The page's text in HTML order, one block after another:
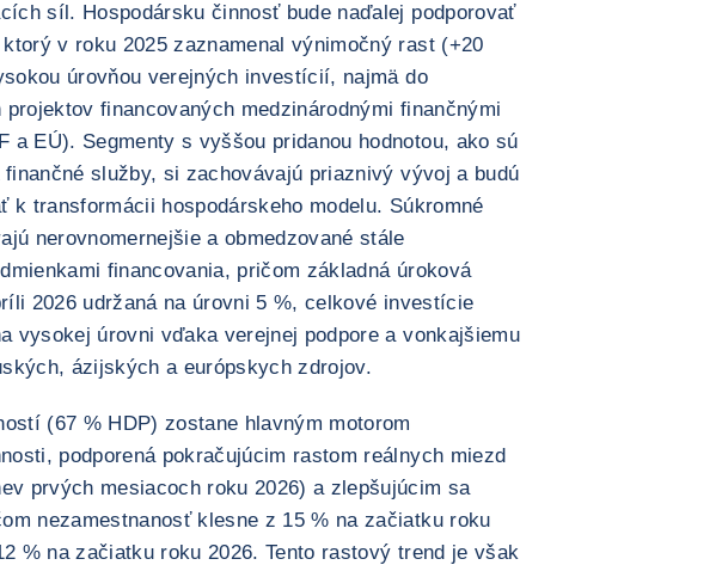
síl. Hospodársku činnosť bude naďalej podporovať
v roku 2025 zaznamenal výnimočný rast (+20
úrovňou verejných investícií, najmä do
financovaných medzinárodnými finančnými
a EÚ). Segmenty s vyššou pridanou hodnotou, ako sú
služby, si zachovávajú priaznivý vývoj a budú
k transformácii hospodárskeho modelu. Súkromné
nerovnomernejšie a obmedzované stále
financovania, pričom základná úroková
2026 udržaná na úrovni 5 %, celkové investície
vysokej úrovni vďaka verejnej podpore a vonkajšiemu
ázijských a európskych zdrojov.
(67 % HDP) zostane hlavným motorom
podporená pokračujúcim rastom reálnych miezd
prvých mesiacoch roku 2026) a zlepšujúcim sa
nezamestnanosť klesne z 15 % na začiatku roku
% na začiatku roku 2026. Tento rastový trend je však